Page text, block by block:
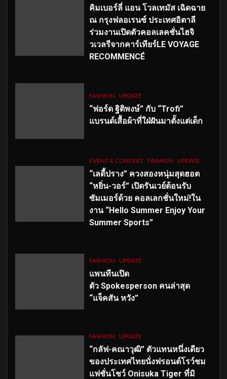
คิมเบอร์ลี่ แอน โวลเทมัส เฉิดฉาย
ณ กรุงฟลอเรนซ์ ประเทศอิตาลี
ร่วมงานเปิดตัวคอลเลคชั่นไฮจิ
วเวลรีจากคาร์เทียร์LE VOYAGE
RECOMMENCÉ
FASHION UPDATE
“ฟอร์ด ฐิติพงษ์” กับ “Trofi”
แบรนด์เสื้อผ้าที่ใฝ่ฝันมาตั้งแต่เด็ก
EVENT & CONCERT FASHION UPDATE
“เลดี้ปราง” ควงสองหนุ่มสุดฮอต
“หยิ่น-วอร์” เปิดรันเวย์ต้อนรับ
ซัมเมอร์ด้วย คอลเลกชั่นใหม่!ใน
งาน “Hello Summer Enjoy Your
Summer Sports”
FASHION UPDATE
แพนทีนเปิด
ตัว Spokesperson คนล่าสุด
“แจ็คสัน หวัง”
FASHION UPDATE
“กลัฟ-คณาวุฒิ” ตัวแทนหนึ่งเดียว
ของประเทศไทยนั่งฟรอนต์โรว์ชม
แฟชั่นโชว์ Onisuka Tiger ที่มิ